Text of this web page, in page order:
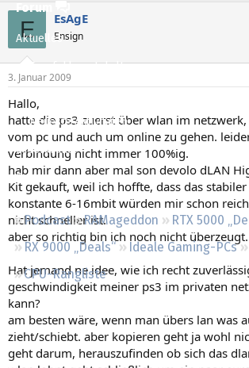
Forum
Aktuelles
Empfohlene Inhalte
Neueste Aktivitäten
Leserartikel
Regeln
Podcast RAMageddon
RTX 5000
RX 9000 „Deals“
Ideale Gaming-PCs
CPU-Rangliste
s
e
e
r
s
t
e
l
t
m
E EsAgE
Ensign
3. Januar 2009
Hallo,
hatte die ps3 zuerst über wlan im
vom pc und auch um online zu gehen.
verbindung nicht immer 100%ig.
hab mir dann aber mal son devolo dLAN
Kit gekauft, weil ich hoffte, dass das
konstante 6-16mbit würden mir schon
nicht schneller ist.
aber so richtig bin ich noch nicht überzeugt.
Hat jemand ne idee, wie ich recht
geschwindigkeit meiner ps3 im privaten
kann?
am besten wäre, wenn man übers lan was
zieht/schiebt. aber kopieren geht ja wohl
geht darum, herauszufinden ob sich das